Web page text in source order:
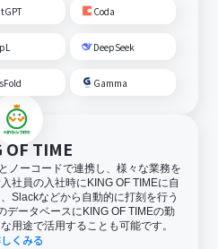
Coda
DeepSeek
Gamma
OF TIME
ノーコードで連携し、様々な業務を
社員の入社時にKING OF TIMEに自
Slackなどから自動的に打刻を行う
データベースにKING OF TIMEの勤
用途で活用することも可能です。
くみる